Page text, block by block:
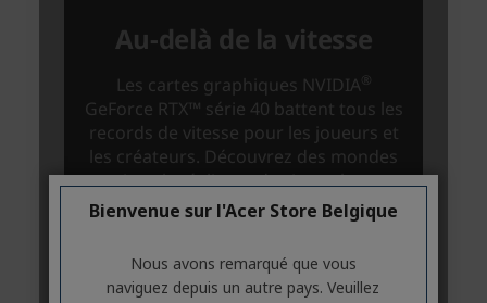
Bienvenue sur l'Acer Store Belgique
Nous avons remarqué que vous
naviguez depuis un autre pays. Veuillez